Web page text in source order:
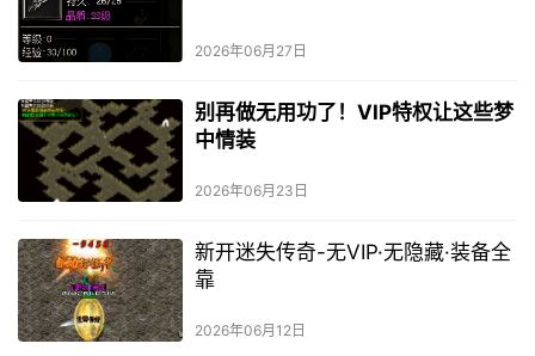
2026年06月27日
别再做无用功了！VIP特权让这些梦
中情装
2026年06月23日
新开迷失传奇-无VIP·无隐藏·装备全
靠
2026年06月12日